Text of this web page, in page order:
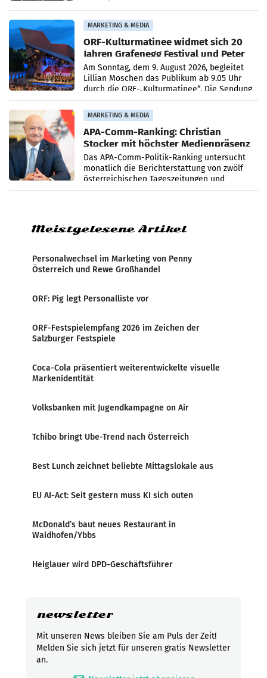
MARKETING & MEDIA
ORF-Kulturmatinee widmet sich 20
Jahren Grafenegg Festival und Peter
Simonischek
Am Sonntag, dem 9. August 2026, begleitet
Lillian Moschen das Publikum ab 9.05 Uhr
durch die ORF-„Kulturmatinee“. Die Sendung
startet mit der Dokumentation „20 Jahre
Grafenegg
MARKETING & MEDIA
APA-Comm-Ranking: Christian
Stocker mit höchster Medienpräsenz
im Juli
Das APA-Comm-Politik-Ranking untersucht
monatlich die Berichterstattung von zwölf
österreichischen Tageszeitungen und
analysiert, welche Politikerinnen und
Meistgelesene Artikel
Personalwechsel im Marketing von Penny
Österreich und Rewe Großhandel
ORF: Pig legt Personalliste vor
ORF-Festspielempfang 2026 im Zeichen der
Salzburger Festspiele
Coca-Cola präsentiert weiterentwickelte visuelle
Markenidentität
Volksbanken mit Jugendkampagne on Air
Tchibo bringt Ube-Trend nach Österreich
Best Lunch zeichnet beliebte Mittagslokale aus
EU AI-Act: Seit gestern muss KI sich outen
McDonald’s baut neues Restaurant in
Waidhofen/Ybbs
Heiglauer wird DPD-Geschäftsführer
newsletter
Mit unseren News bleiben Sie am Puls der Zeit!
Melden Sie sich jetzt für unseren gratis Newsletter
an.